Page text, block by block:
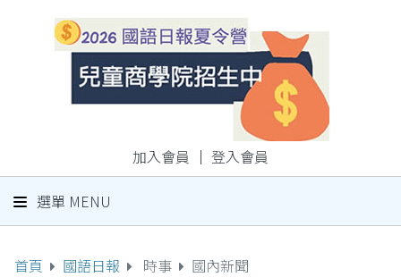
加入會員 ｜ 登入會員
選單 MENU
首頁 國語日報 時事 國內新聞